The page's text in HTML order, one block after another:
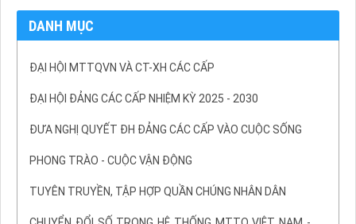
DANH MỤC
ĐẠI HỘI MTTQVN VÀ CT-XH CÁC CẤP
ĐẠI HỘI ĐẢNG CÁC CẤP NHIỆM KỲ 2025 - 2030
ĐƯA NGHỊ QUYẾT ĐH ĐẢNG CÁC CẤP VÀO CUỘC SỐNG
PHONG TRÀO - CUỘC VẬN ĐỘNG
TUYÊN TRUYỀN, TẬP HỢP QUẦN CHÚNG NHÂN DÂN